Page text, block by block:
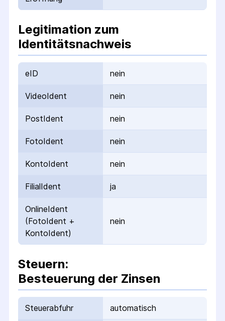
Legitimation zum
Identitätsnachweis
eID nein
VideoIdent nein
PostIdent nein
FotoIdent nein
KontoIdent nein
FilialIdent ja
OnlineIdent
(FotoIdent +
KontoIdent)
nein
Steuern:
Besteuerung der Zinsen
Steuerabfuhr automatisch